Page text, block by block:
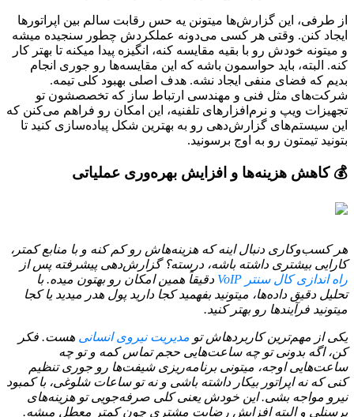
از طرفی، این گزارش‌ها میتونن یه حس رقابت سالم بین اپراتورها
ایجاد کنن. وقتی هر کسی می‌دونه عملکردش چطور سنجیده میشه
و میتونه خودش رو با بقیه مقایسه کنه، انگیزه پیدا میکنه تا بهتر کار
کنه. البته، باید حواسمون باشه که این مقایسه‌ها رو جوری انجام
بدیم که فضای منفی ایجاد نشه. هدف اصلی بهبود کلی تیمه.
شرکت‌های مثل فنی و مهندسی ارتباط ساز که تخصصشون تو
تجهیزات ویپ و نرم‌افزارهای تلفنیه، این امکان رو فراهم می‌کنن که
این سیستم‌های گزارش‌دهی رو به بهترین شکل پیاده‌سازی کنید تا
بتونید تیمتون رو به اوج برسونید.
💰 کاهش هزینه‌ها و افزایش بهره‌وری عملیاتی
هر کسب‌وکاری دنبال اینه که هزینه‌هاش رو کم کنه و با منابع کمتر،
کارایی بیشتری داشته باشه، درسته؟ گزارش‌دهی پیشرفته پس از
راه اندازی کال سنتر VoIP
دقیقاً همین امکان رو بهتون میده. با
تحلیل دقیق داده‌ها، میتونید بفهمید کجا دارید پول هدر میدید یا کجا
میتونید فرآیندها رو بهتر کنید.
یکی از مهم‌ترین کاربردهاش تو مدیریت نیروی انسانی هست. فکر
کن، اگه بدونی تو چه ساعت‌هایی حجم تماس کمه و تو چه
ساعت‌هایی اوجه، میتونی برنامه‌ریزی شیفت‌ها رو جوری تنظیم
کنی که نه اپراتور بیکار داشته باشی و نه تو ساعات شلوغی، با کمبود
نیرو مواجه بشی. این خودش یعنی کلی صرفه‌جویی تو هزینه‌های
پرسنلی و البته افزایش رضایت مشتری چون کمتر معطل میشه.